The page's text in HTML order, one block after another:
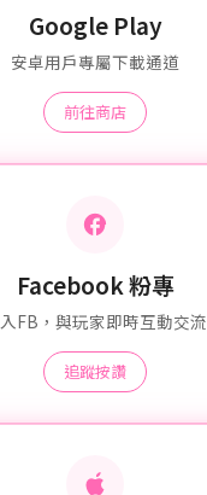
Google Play
安卓用戶專屬下載通道
前往商店
Facebook 粉專
FB，與玩家即時互動交流
追蹤按讚